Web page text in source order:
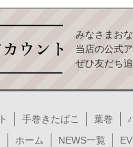
みなさまお
当店の公式
ぜひ友だち
手巻きたばこ 葉巻
ホーム
NEWS一覧